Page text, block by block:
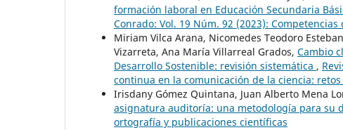
formación laboral en Educación Secundaria
Conrado: Vol. 19 Núm. 92 (2023):
Miriam Vilca Arana, Nicomedes Teodoro
Vizarreta, Ana María Villarreal Grados, Cambio
Desarrollo Sostenible: revisión sistemática ,
continua en la comunicación de la ciencia: retos
Irisdany Gómez Quintana, Juan Alberto Mena
asignatura auditoría: una metodología para su
ortografía y publicaciones científicas